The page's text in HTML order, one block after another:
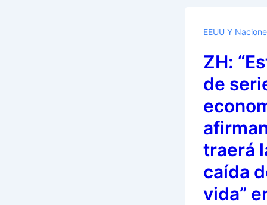
sin
dinero
para
Ucrania
y
eso
podría
dificultar
la
EEUU Y
ZH:
de
traerá
caída
vida”